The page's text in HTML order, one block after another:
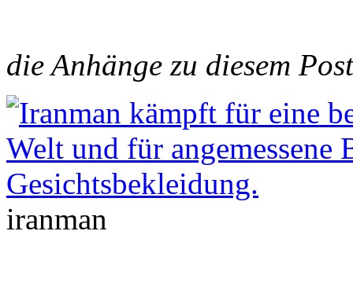
die Anhänge zu diesem
iranman